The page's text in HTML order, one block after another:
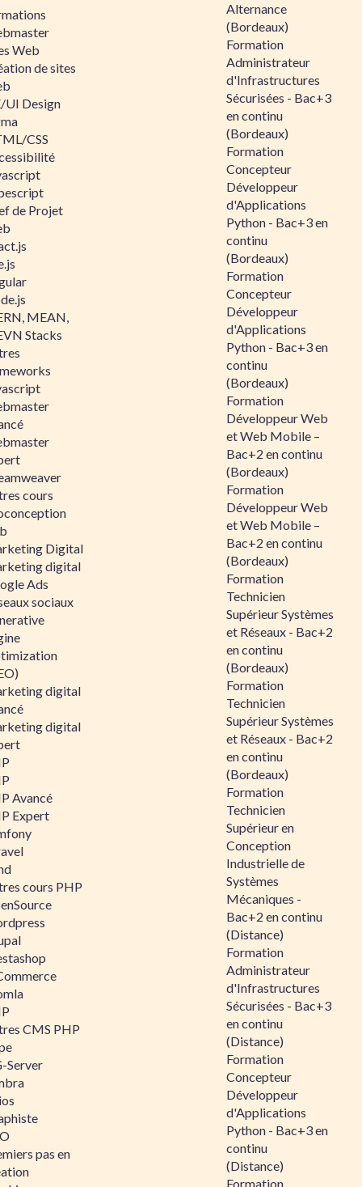
Web
de sites
UI Design
CSS
de Projet
MEAN,
Stacks
cours
Digital
digital
Ads
sociaux
digital
digital
Avancé
Expert
cours PHP
CMS PHP
Server
pas en
Alternance
(Bordeaux)
Formation
Administrateur
d'Infrastructures
Sécurisées - Bac+3
en continu
(Bordeaux)
Formation
Concepteur
Développeur
d'Applications
Python - Bac+3 en
continu
(Bordeaux)
Formation
Concepteur
Développeur
d'Applications
Python - Bac+3 en
continu
(Bordeaux)
Formation
Développeur Web
et Web Mobile –
Bac+2 en continu
(Bordeaux)
Formation
Développeur Web
et Web Mobile –
Bac+2 en continu
(Bordeaux)
Formation
Technicien
Supérieur Systèmes
et Réseaux - Bac+2
en continu
(Bordeaux)
Formation
Technicien
Supérieur Systèmes
et Réseaux - Bac+2
en continu
(Bordeaux)
Formation
Technicien
Supérieur en
Conception
Industrielle de
Systèmes
Mécaniques -
Bac+2 en continu
(Distance)
Formation
Administrateur
d'Infrastructures
Sécurisées - Bac+3
en continu
(Distance)
Formation
Concepteur
Développeur
d'Applications
Python - Bac+3 en
continu
(Distance)
Formation